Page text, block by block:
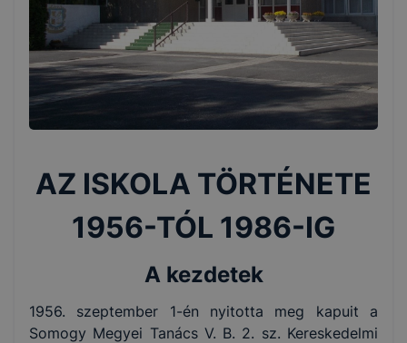
AZ ISKOLA TÖRTÉNETE
1956-TÓL 1986-IG
A kezdetek
1956. szeptember 1-én nyitotta meg kapuit a
Somogy Megyei Tanács V. B. 2. sz. Kereskedelmi